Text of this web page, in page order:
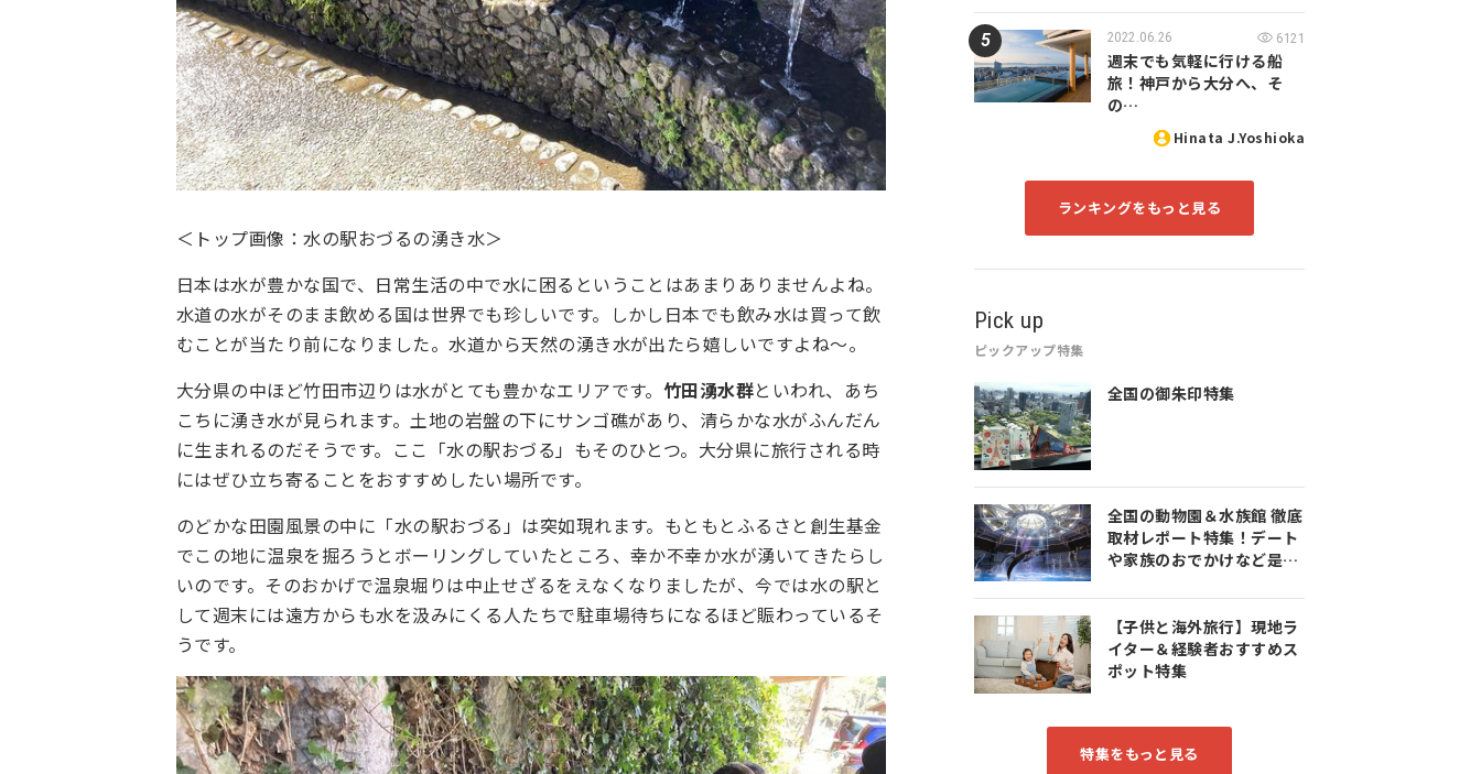
＜トップ画像：水の駅おづるの湧き水＞
日本は水が豊かな国で、日常生活の中で水に困るということはあまりありませんよね。
水道の水がそのまま飲める国は世界でも珍しいです。しかし日本でも飲み水は買って飲
むことが当たり前になりました。水道から天然の湧き水が出たら嬉しいですよね～。
大分県の中ほど竹田市辺りは水がとても豊かなエリアです。 竹田湧水群といわれ、あち
こちに湧き水が見られます。土地の岩盤の下にサンゴ礁があり、清らかな水がふんだん
に生まれるのだそうです。ここ「水の駅おづる」もそのひとつ。大分県に旅行される時
にはぜひ立ち寄ることをおすすめしたい場所です。
のどかな田園風景の中に「水の駅おづる」は突如現れます。もともとふるさと創生基金
でこの地に温泉を掘ろうとボーリングしていたところ、幸か不幸か水が湧いてきたらし
いのです。そのおかげで温泉堀りは中止せざるをえなくなりましたが、今では水の駅と
して週末には遠方からも水を汲みにくる人たちで駐車場待ちになるほど賑わっているそ
うです。
2022.06.26 6121
週末でも気軽に行ける船
旅！神戸から大分へ、そ
の…
Hinata J.Yoshioka
ランキングをもっと見る
Pick up
ピックアップ特集
全国の御朱印特集
全国の動物園＆水族館 徹底
取材レポート特集！デート
や家族のおでかけなど是非
【子供と海外旅行】現地ラ
イター＆経験者おすすめス
ポット特集
特集をもっと見る